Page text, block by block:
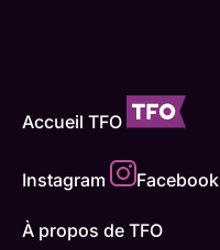
Accueil TFO
Instagram Facebook
À propos de TFO